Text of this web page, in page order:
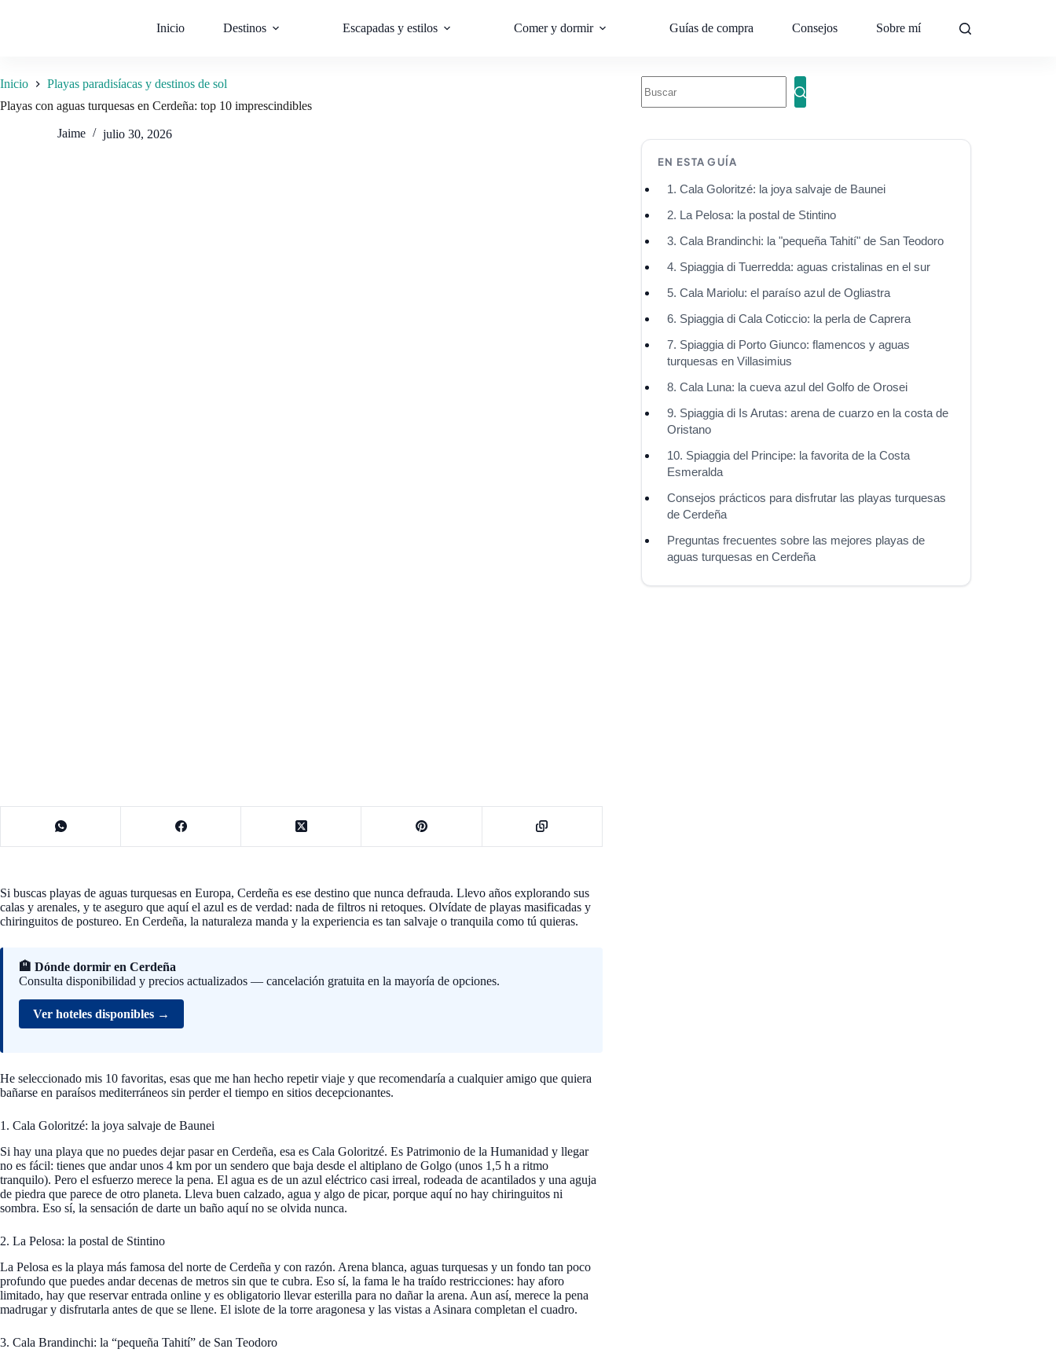
Inicio Destinos Escapadas y estilos Comer y dormir Guías de compra Consejos Sobre mí Contacto
Inicio
Playas paradisíacas y destinos de sol
Playas con aguas turquesas en Cerdeña: top 10 imprescindibles
Jaime julio 30, 2026
Si buscas playas de aguas turquesas en Europa, Cerdeña es ese destino que nunca defrauda. Llevo años explorando sus
calas y arenales, y te aseguro que aquí el azul es de verdad: nada de filtros ni retoques. Olvídate de playas masificadas y
chiringuitos de postureo. En Cerdeña, la naturaleza manda y la experiencia es tan salvaje o tranquila como tú quieras.
🏨 Dónde dormir en Cerdeña
Consulta disponibilidad y precios actualizados — cancelación gratuita en la mayoría de opciones.
Ver hoteles disponibles →
He seleccionado mis 10 favoritas, esas que me han hecho repetir viaje y que recomendaría a cualquier amigo que quiera
bañarse en paraísos mediterráneos sin perder el tiempo en sitios decepcionantes.
1. Cala Goloritzé: la joya salvaje de Baunei
Si hay una playa que no puedes dejar pasar en Cerdeña, esa es Cala Goloritzé. Es Patrimonio de la Humanidad y llegar
no es fácil: tienes que andar unos 4 km por un sendero que baja desde el altiplano de Golgo (unos 1,5 h a ritmo
tranquilo). Pero el esfuerzo merece la pena. El agua es de un azul eléctrico casi irreal, rodeada de acantilados y una aguja
de piedra que parece de otro planeta. Lleva buen calzado, agua y algo de picar, porque aquí no hay chiringuitos ni
sombra. Eso sí, la sensación de darte un baño aquí no se olvida nunca.
2. La Pelosa: la postal de Stintino
La Pelosa es la playa más famosa del norte de Cerdeña y con razón. Arena blanca, aguas turquesas y un fondo tan poco
profundo que puedes andar decenas de metros sin que te cubra. Eso sí, la fama le ha traído restricciones: hay aforo
limitado, hay que reservar entrada online y es obligatorio llevar esterilla para no dañar la arena. Aun así, merece la pena
madrugar y disfrutarla antes de que se llene. El islote de la torre aragonesa y las vistas a Asinara completan el cuadro.
3. Cala Brandinchi: la “pequeña Tahití” de San Teodoro
EN ESTA GUÍA
1. Cala Goloritzé: la joya salvaje de Baunei
2. La Pelosa: la postal de Stintino
3. Cala Brandinchi: la "pequeña Tahití" de San Teodoro
4. Spiaggia di Tuerredda: aguas cristalinas en el sur
5. Cala Mariolu: el paraíso azul de Ogliastra
6. Spiaggia di Cala Coticcio: la perla de Caprera
7. Spiaggia di Porto Giunco: flamencos y aguas
turquesas en Villasimius
8. Cala Luna: la cueva azul del Golfo de Orosei
9. Spiaggia di Is Arutas: arena de cuarzo en la costa de
Oristano
10. Spiaggia del Principe: la favorita de la Costa
Esmeralda
Consejos prácticos para disfrutar las playas turquesas
de Cerdeña
Preguntas frecuentes sobre las mejores playas de
aguas turquesas en Cerdeña